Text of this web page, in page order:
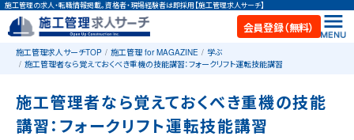
施工管理の求人・転職情報掲載。資格者・現場経験者は即採用【施工管理求人サーチ】
会員登録（無料）
施工管理求人サーチTOP 施工管理 for MAGAZINE
学ぶ
施工管理者なら覚えておくべき重機の技能講習：フォークリフト運転技能講習
施工管理者なら覚えておくべき重機の技能
講習：フォークリフト運転技能講習